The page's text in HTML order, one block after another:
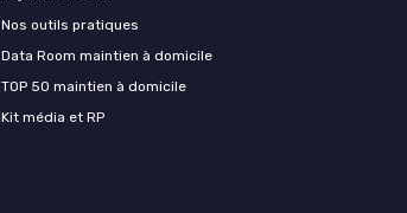
Nos outils pratiques
Data Room maintien à domicile
TOP 50 maintien à domicile
Kit média et RP